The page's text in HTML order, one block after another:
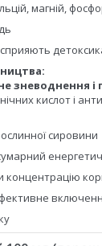
магній,
зневоднення і
кислот і
сировини
концентрацію